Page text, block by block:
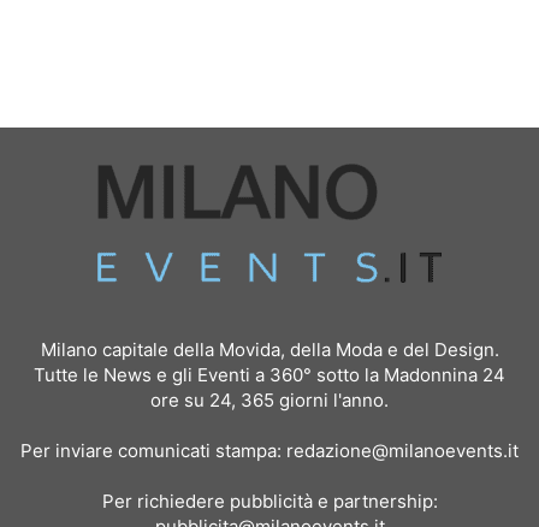
Milano capitale della Movida, della Moda e del Design.
Tutte le News e gli Eventi a 360° sotto la Madonnina 24
ore su 24, 365 giorni l'anno.
Per inviare comunicati stampa: redazione@milanoevents.it
Per richiedere pubblicità e partnership: